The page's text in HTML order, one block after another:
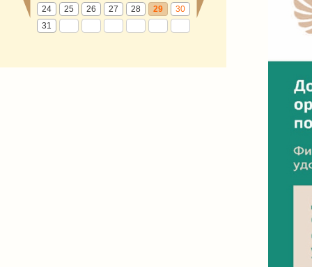
24
25 26 27 28 29
30
31